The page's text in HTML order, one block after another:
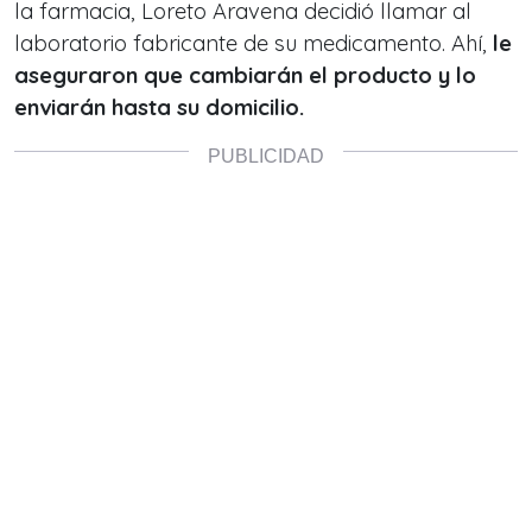
la farmacia, Loreto Aravena decidió llamar al
laboratorio fabricante de su medicamento. Ahí, le
aseguraron que cambiarán el producto y lo
enviarán hasta su domicilio.